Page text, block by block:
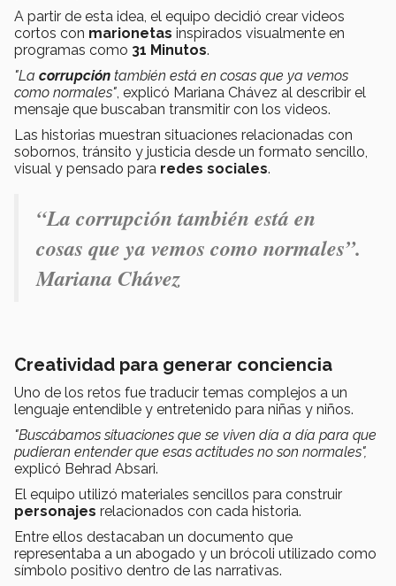
A partir de esta idea, el equipo decidió crear videos
cortos con marionetas inspirados visualmente en
programas como 31 Minutos.
"La corrupción también está en cosas que ya vemos
como normales" , explicó Mariana Chávez al describir el
mensaje que buscaban transmitir con los videos.
Las historias muestran situaciones relacionadas con
sobornos, tránsito y justicia desde un formato sencillo,
visual y pensado para redes sociales.
“La corrupción también está en
cosas que ya vemos como normales”.
Mariana Chávez
Creatividad para generar conciencia
Uno de los retos fue traducir temas complejos a un
lenguaje entendible y entretenido para niñas y niños.
"Buscábamos situaciones que se viven día a día para que
pudieran entender que esas actitudes no son normales",
explicó Behrad Absari.
El equipo utilizó materiales sencillos para construir
personajes relacionados con cada historia.
Entre ellos destacaban un documento que
representaba a un abogado y un brócoli utilizado como
símbolo positivo dentro de las narrativas.